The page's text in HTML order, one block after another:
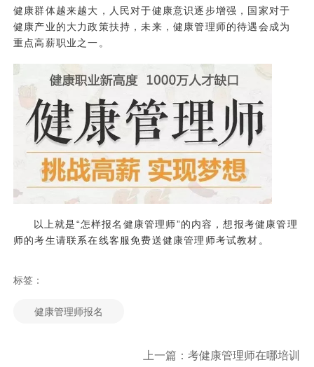
健康群体越来越大，人民对于健康意识逐步增强，国家对于
健康产业的大力政策扶持，未来，健康管理师的待遇会成为
重点高薪职业之一。
以上就是“怎样报名健康管理师”的内容，想报考健康管理
师的考生请联系在线客服免费送健康管理师考试教材。
标签：
健康管理师报名
上一篇：考健康管理师在哪培训